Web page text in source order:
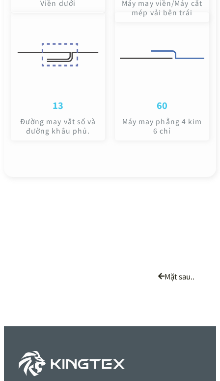
Viền dưới
Máy may viền/Máy cắt
mép vải bên trái
13
Đường may vắt sổ và
đường khâu phủ.
60
Máy may phẳng 4 kim
6 chỉ
Mặt sau..